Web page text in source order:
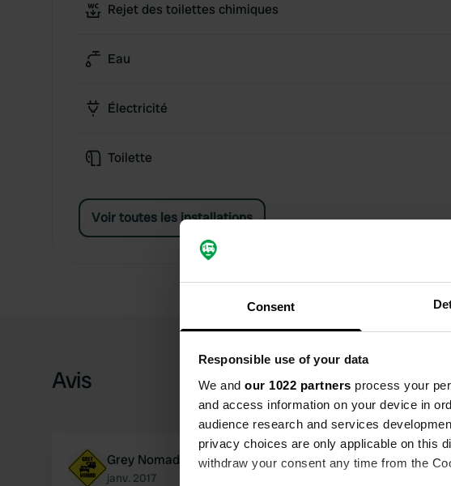
Consent
Responsible use of your data
We and our 1022 partners process your
and access information on your device in
audience research and services
privacy choices are only applicable on this
withdraw your consent any time from the
Rejet des toilettes chimiques
Eau
Électricité
Toilette
Voir toutes les installations
Avis
Grey Nomads Op Reis
janv. 2017